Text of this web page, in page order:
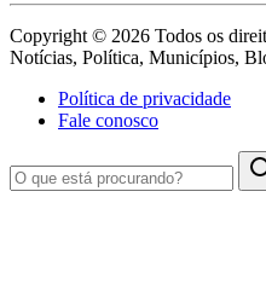
Copyright © 2026 Todos os
Notícias, Política, Municípios,
Política de privacidade
Fale conosco